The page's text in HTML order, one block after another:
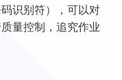
识别符），可以对
量控制，追究作业